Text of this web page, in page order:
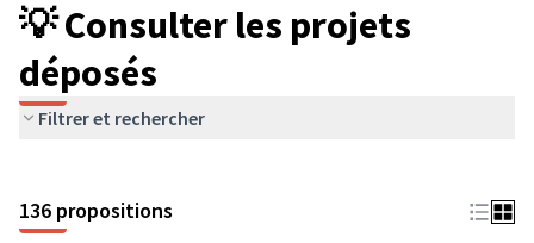
💡 Consulter les projets
déposés
Filtrer et rechercher
136 propositions